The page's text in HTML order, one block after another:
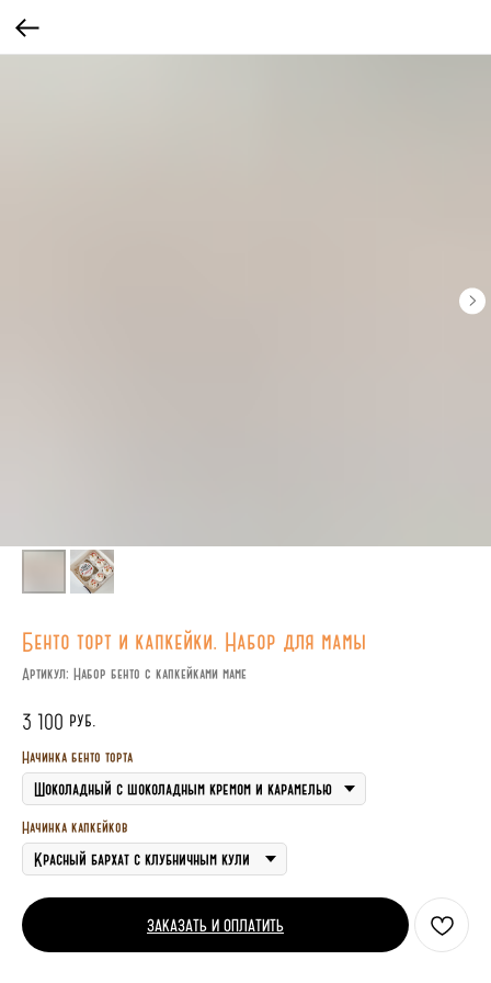
Бенто торт и капкейки. Набор для мамы
Артикул: Набор бенто с капкейками маме
3 100 руб.
Начинка бенто торта
Начинка капкейков
ЗАКАЗАТЬ И ОПЛАТИТЬ